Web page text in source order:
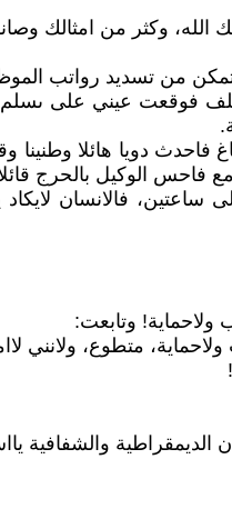
وكثر من امثالك
من تسديد رواتب
فوقعت عيني على ىسلم
دويا هائلا وطنينا
فاحس الوكيل بالحرج
ساعتين، فالانسان
ولاحماية! وتابعت:
متطوع، ولانني
والشفافية